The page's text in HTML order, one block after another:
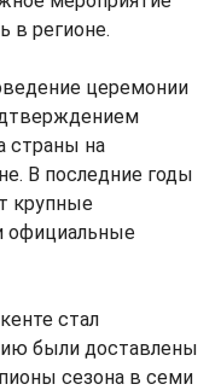
в регионе.
церемонии
страны на
В последние годы
крупные
официальные
стал
были доставлены
сезона в семи